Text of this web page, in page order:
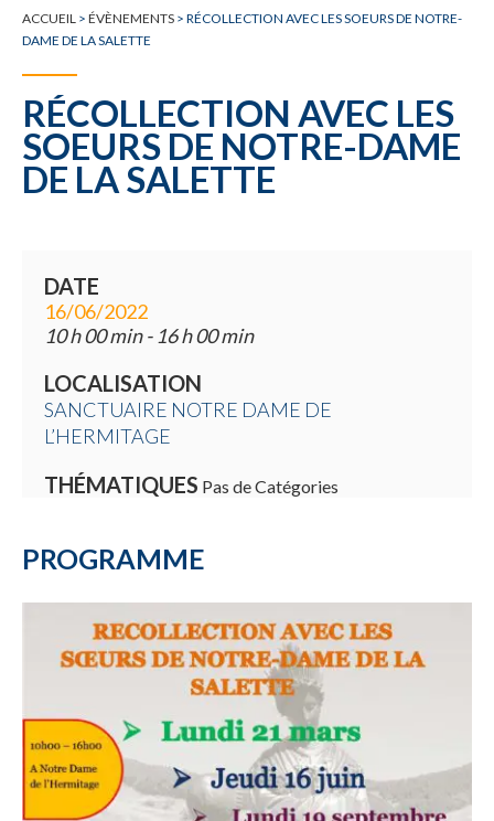
Une commune
ACCUEIL > ÉVÈNEMENTS > RÉCOLLECTION AVEC LES SOEURS DE NOTRE-
DAME DE LA SALETTE
RÉCOLLECTION AVEC LES
SOEURS DE NOTRE-DAME
DE LA SALETTE
DATE
16/06/2022
10 h 00 min - 16 h 00 min
LOCALISATION
SANCTUAIRE NOTRE DAME DE
L’HERMITAGE
THÉMATIQUES Pas de Catégories
PROGRAMME